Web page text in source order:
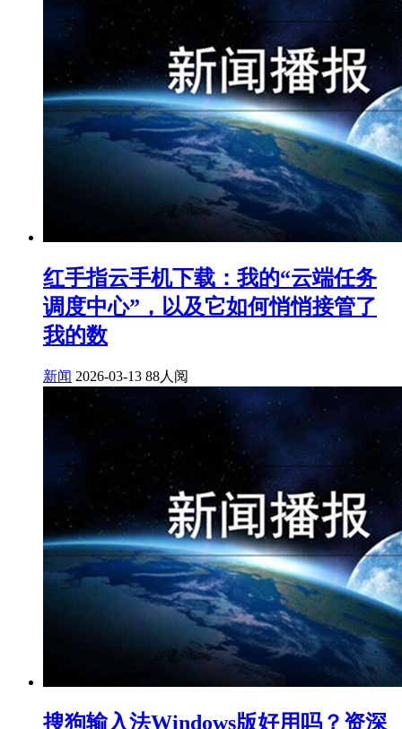
红手指云手机下载：我的“云端任务
调度中心”，以及它如何悄悄接管了
我的数
新闻 2026-03-13 88人阅
搜狗输入法Windows版好用吗？资深